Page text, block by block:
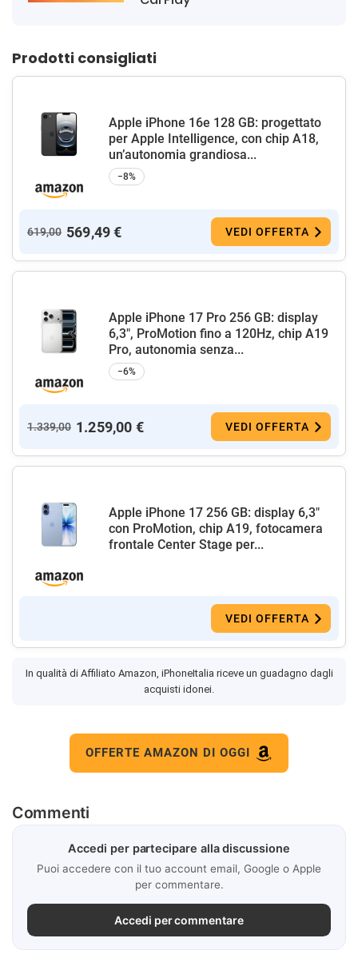
Prodotti consigliati
Apple iPhone 16e 128 GB: progettato
per Apple Intelligence, con chip A18,
un’autonomia grandiosa...
−8%
619,00 569,49 € VEDI OFFERTA
Apple iPhone 17 Pro 256 GB: display
6,3", ProMotion fino a 120Hz, chip A19
Pro, autonomia senza...
−6%
1.339,00 1.259,00 € VEDI OFFERTA
Apple iPhone 17 256 GB: display 6,3"
con ProMotion, chip A19, fotocamera
frontale Center Stage per...
VEDI OFFERTA
In qualità di Affiliato Amazon, iPhoneItalia riceve un guadagno dagli
acquisti idonei.
OFFERTE AMAZON DI OGGI
Commenti
Accedi per partecipare alla discussione
Puoi accedere con il tuo account email, Google o Apple
per commentare.
Accedi per commentare